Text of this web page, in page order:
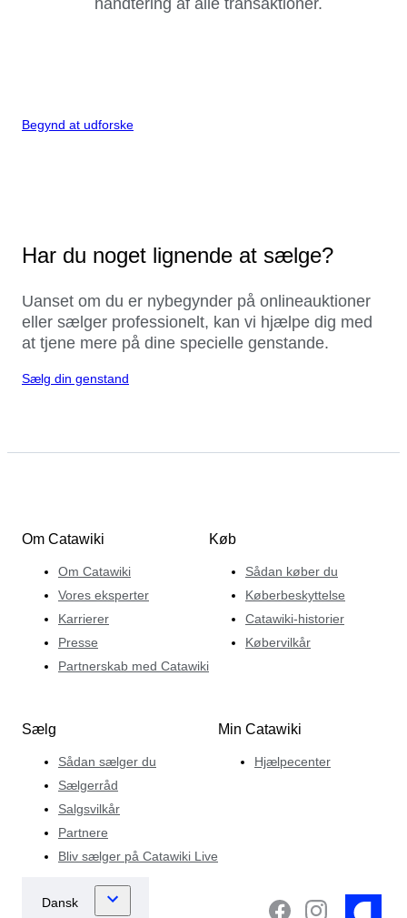
Begynd at udforske
Har du noget lignende at sælge?
Uanset om du er nybegynder på onlineauktioner
eller sælger professionelt, kan vi hjælpe dig med
at tjene mere på dine specielle genstande.
Sælg din genstand
Om Catawiki
Om Catawiki
Vores eksperter
Karrierer
Presse
Partnerskab med Catawiki
Køb
Sådan køber du
Køberbeskyttelse
Catawiki-historier
Købervilkår
Sælg
Sådan sælger du
Sælgerråd
Salgsvilkår
Partnere
Bliv sælger på Catawiki Live
Min Catawiki
Hjælpecenter